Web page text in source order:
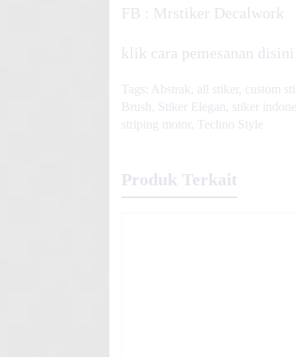
FB : Mrstiker Decalwork
klik cara pemesanan disini
Tags: Abstrak all stiker custom
Brush
Stiker Elegan stiker
striping motor
Techno Style
Produk Terkait